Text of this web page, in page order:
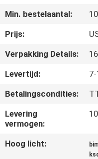
CONTACTEER
NIEUWS
ALLE
Min. bestelaantal:
Prijs:
Verpakking Details:
Levertijd:
Betalingscondities:
Levering
vermogen:
Hoog licht: